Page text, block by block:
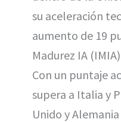
su aceleración
aumento de 19
Madurez IA
Con un puntaje
supera a Italia y
Unido y